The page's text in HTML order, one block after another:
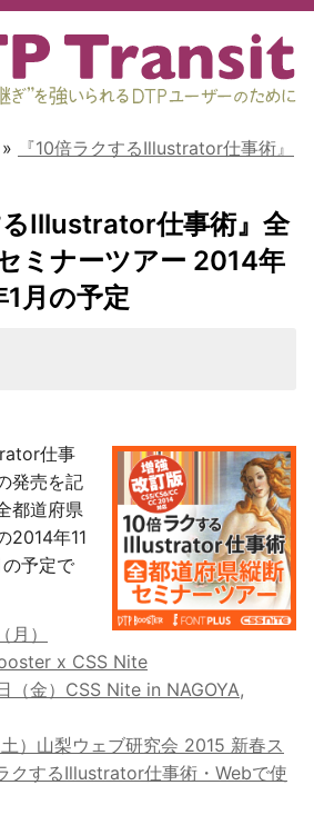
»
『10倍ラクするIllustrator仕事術』
るIllustrator仕事術』全
ミナーツアー 2014年
月の予定
仕事
発売を記
都道府県
2014年11
予定で
）
x CSS Nite
（金）CSS Nite in NAGOYA,
）山梨ウェブ研究会 2015 新春ス
クするIllustrator仕事術・Webで使